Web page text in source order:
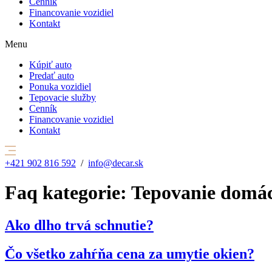
Financovanie vozidiel
Kontakt
Menu
Kúpiť auto
Predať auto
Ponuka vozidiel
Tepovacie služby
Cenník
Financovanie vozidiel
Kontakt
+421 902 816 592 / info@decar.sk
Faq kategorie: Tepovanie
Ako dlho trvá schnutie?
Čo všetko zahŕňa cena za umytie okien?